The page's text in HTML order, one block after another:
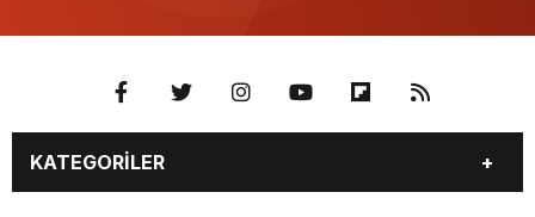
KATEGORİLER